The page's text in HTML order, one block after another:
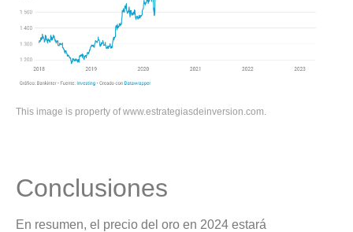
This image is property of www.estrategiasdeinversion.com.
Conclusiones
En resumen, el precio del oro en 2024 estará